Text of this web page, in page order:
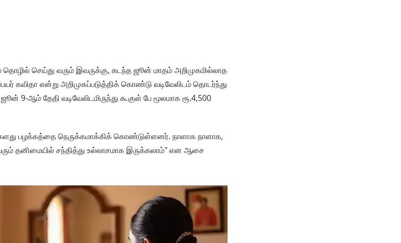
தொழில் செய்து வரும் இவருக்கு, கடந்த ஜூன் மாதம் அறிமுகமில்லாத
கவிதா என்று அறிமுகப்படுத்திக் கொண்டு வடிவேலிடம் தொடர்ந்து
ஆம் தேதி வடிவேலிடமிருந்து கூகுள் பே மூலமாக ரூ.4,500
பழக்கத்தை நெருக்கமாக்கிக் கொண்டுள்ளனர். நாளாக நாளாக,
தனிமையில் சந்தித்து உல்லாசமாக இருக்கலாம்" என ஆசை